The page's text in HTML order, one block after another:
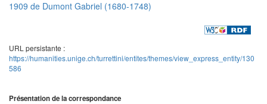
1909 de Dumont Gabriel (1680-1748)
URL persistante :
https://humanities.unige.ch/turrettini/entites/themes/view_express_entity/130
586
Présentation de la correspondance